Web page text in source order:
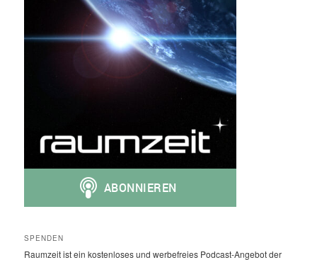
SPENDEN
Raumzeit ist ein kostenloses und werbefreies Podcast-Angebot der